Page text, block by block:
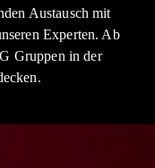
Austausch mit
Experten. Ab
Gruppen in der